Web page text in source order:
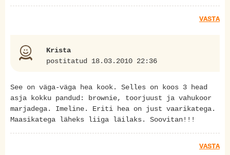
VASTA
Krista
postitatud 18.03.2010 22:36
See on väga-väga hea kook. Selles on koos 3 head
asja kokku pandud: brownie, toorjuust ja vahukoor
marjadega. Imeline. Eriti hea on just vaarikatega.
Maasikatega läheks liiga läilaks. Soovitan!!!
VASTA